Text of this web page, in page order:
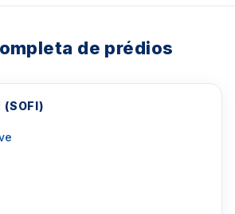
de prédios
(SOFI)